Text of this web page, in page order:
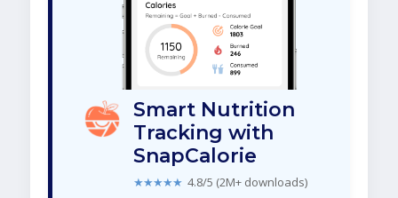
Smart Nutrition
Tracking with
SnapCalorie
★★★★★ 4.8/5 (2M+ downloads)